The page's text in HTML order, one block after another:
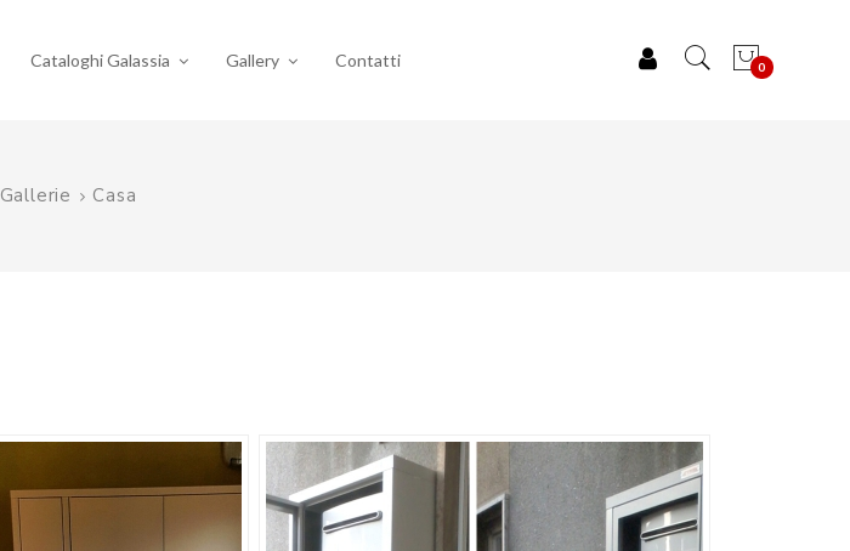
Cataloghi Galassia Gallery Contatti 0
Gallerie Casa